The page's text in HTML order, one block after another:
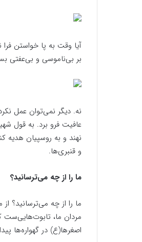
آیا وقت به پا خواستن
بر بی‌ناموسی و بی‌عفتی
نه. دیگر نمی‌توان عمل
عافیت فرو برد. به قول
نهند و به روسپیان هدیه
و قنبری‌ها.
ما را از چه می‌ترسانید؟
ما را از چه می‌ترسانید؟
مردان ما، تابوت‌هایی‌ست
اصغرها(ع) در